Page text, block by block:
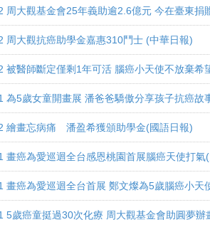
周大觀基金會25年義助逾2.6億元 今在臺東捐
周大觀抗癌助學金嘉惠310鬥士 (中華日報)
被醫師斷定僅剩1年可活 腦癌小天使不放棄希
為5歲女童開畫展 潘爸爸驕傲分享孩子抗癌故
繪畫忘病痛 潘盈希獲頒助學金(國語日報)
畫癌為愛巡迴全台感恩桃園首展腦癌天使打氣
畫癌為愛巡迴全台首展 鄭文燦為5歲腦癌小天
5歲癌童挺過30次化療 周大觀基金會助圓夢辦